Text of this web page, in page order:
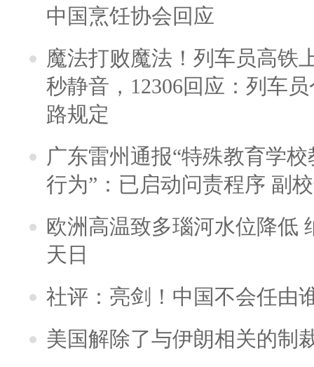
中国烹饪协会回应
魔法打败魔法！列车员高铁
秒静音，12306回应：列车
路规定
广东雷州通报“特殊教育学
行为”：已启动问责程序 副
欧洲高温致多瑙河水位降低
天日
社评：亮剑！中国不会任由
美国解除了与伊朗相关的制